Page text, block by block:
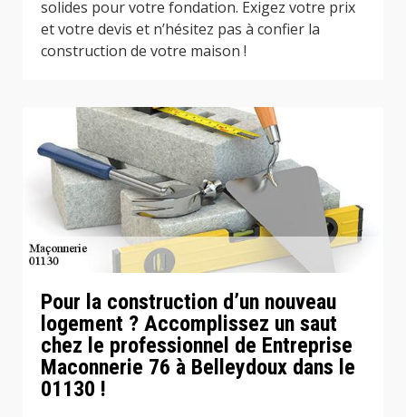
solides pour votre fondation. Exigez votre prix
et votre devis et n’hésitez pas à confier la
construction de votre maison !
Pour la construction d’un nouveau
logement ? Accomplissez un saut
chez le professionnel de Entreprise
Maconnerie 76 à Belleydoux dans le
01130 !